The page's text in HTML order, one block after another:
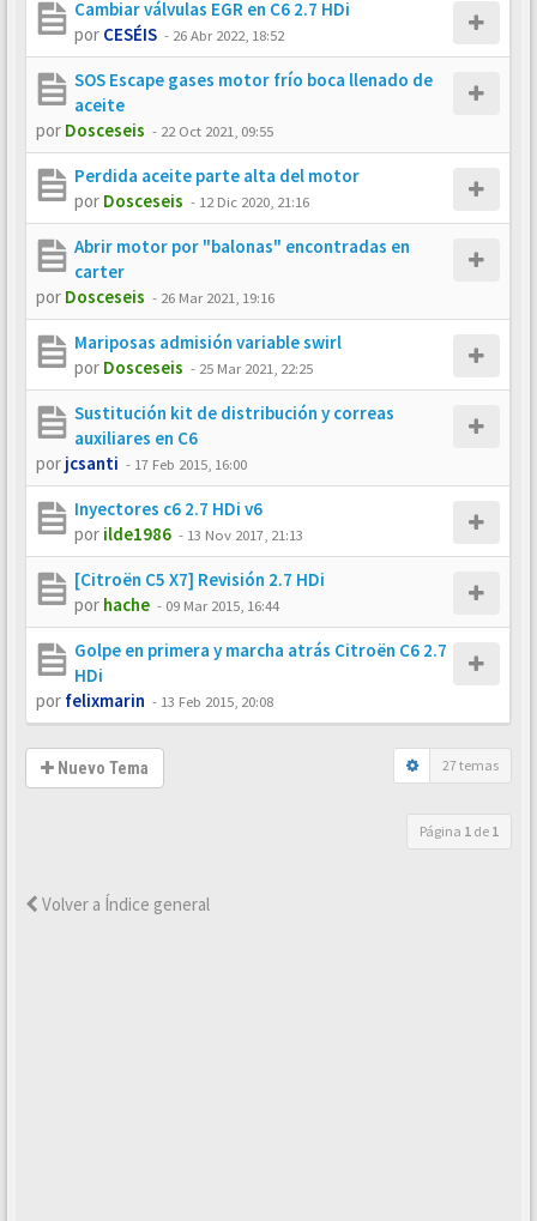
Cambiar válvulas EGR en C6 2.7 HDi
por CESÉIS - 26 Abr 2022, 18:52
SOS Escape gases motor frío boca llenado de
aceite
por Dosceseis - 22 Oct 2021, 09:55
Perdida aceite parte alta del motor
por Dosceseis - 12 Dic 2020, 21:16
Abrir motor por "balonas" encontradas en
carter
por Dosceseis - 26 Mar 2021, 19:16
Mariposas admisión variable swirl
por Dosceseis - 25 Mar 2021, 22:25
Sustitución kit de distribución y correas
auxiliares en C6
por jcsanti - 17 Feb 2015, 16:00
Inyectores c6 2.7 HDi v6
por ilde1986 - 13 Nov 2017, 21:13
[Citroën C5 X7] Revisión 2.7 HDi
por hache - 09 Mar 2015, 16:44
Golpe en primera y marcha atrás Citroën C6 2.7
HDi
por felixmarin - 13 Feb 2015, 20:08
Nuevo Tema 27 temas
Página 1 de 1
Volver a Índice general